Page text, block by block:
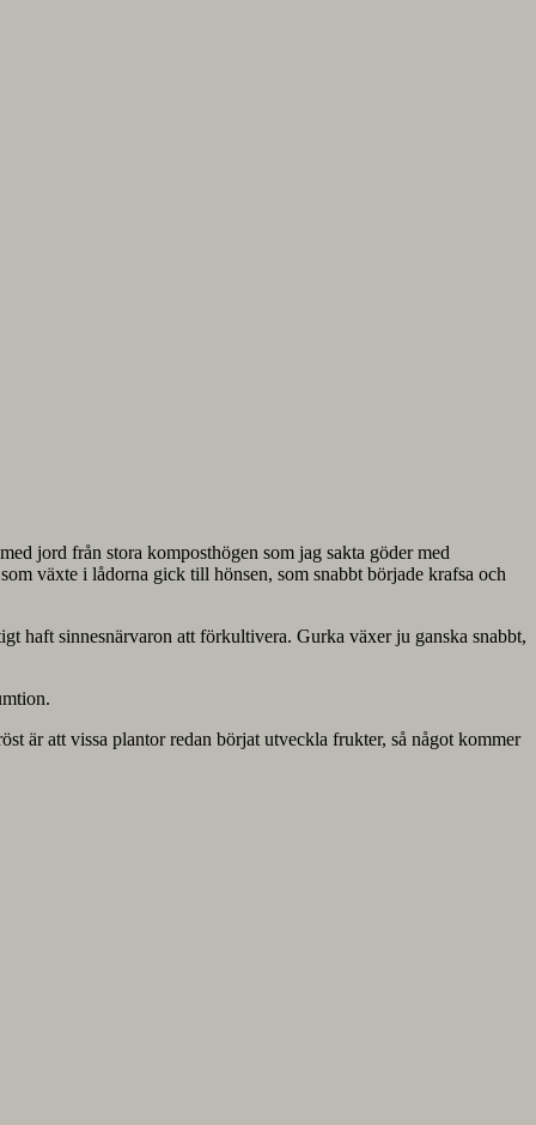
jord från stora komposthögen som jag sakta göder med
växte i lådorna gick till hönsen, som snabbt började krafsa och
haft sinnesnärvaron att förkultivera. Gurka växer ju ganska snabbt,
är att vissa plantor redan börjat utveckla frukter, så något kommer